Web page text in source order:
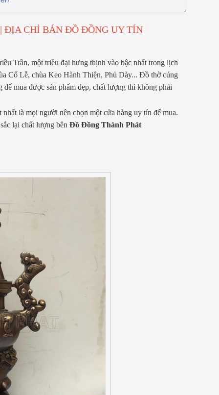
ĐỊA CHỈ BÁN ĐỒ ĐỒNG UY TÍN
Trần, một triều đại hưng thịnh vào bậc nhất trong lịch
Cổ Lễ, chùa Keo Hành Thiện, Phủ Dày... Đồ thờ cúng
mua được sản phẩm đẹp, chất lượng thì không phải
là mọi người nên chọn một cửa hàng uy tín để mua.
lại chất lượng bên Đồ Đồng Thành Phát